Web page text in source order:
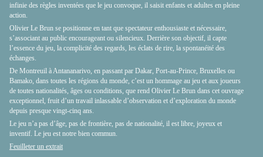
infinie des règles inventées que le jeu convoque, il saisit enfants et adultes en pleine
action.
Olivier Le Brun se positionne en tant que spectateur enthousiaste et nécessaire,
s’associant au public encourageant ou silencieux. Derrière son objectif, il capte
l’essence du jeu, la complicité des regards, les éclats de rire, la spontanéité des
échanges.
De Montreuil à Antananarivo, en passant par Dakar, Port-au-Prince, Bruxelles ou
Bamako, dans toutes les régions du monde, c’est un hommage au jeu et aux joueurs
de toutes nationalités, âges ou conditions, que rend Olivier Le Brun dans cet ouvrage
exceptionnel, fruit d’un travail inlassable d’observation et d’exploration du monde
depuis presque vingt-cinq ans.
Le jeu n’a pas d’âge, pas de frontière, pas de nationalité, il est libre, joyeux et
inventif. Le jeu est notre bien commun.
Feuilleter un extrait